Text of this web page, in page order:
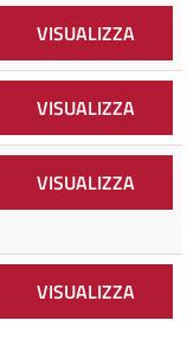
VISUALIZZA
VISUALIZZA
VISUALIZZA
VISUALIZZA